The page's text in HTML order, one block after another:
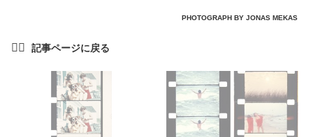
PHOTOGRAPH BY JONAS MEKAS